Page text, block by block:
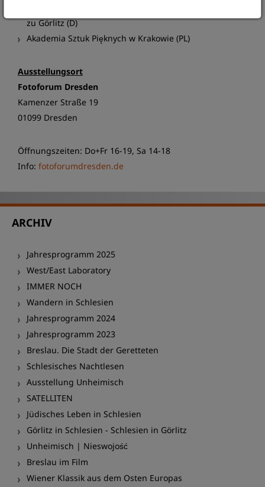
zu Görlitz (D)
Akademia Sztuk Pięknych w Krakowie (PL)
Ausstellungsort
Fotoforum Dresden
Kamenzer Straße 19
01099 Dresden
Öffnungszeiten: Do+Fr 16-19, Sa 14-18
Info: fotoforumdresden.de
ARCHIV
Jahresprogramm 2025
West/East Laboratory
IMMER NOCH
Wandern in Schlesien
Jahresprogramm 2024
Jahresprogramm 2023
Breslau. Die Stadt der Geretteten
Schlesisches Nachtlesen
Ausstellung Unheimisch
SATELLITEN
Jüdisches Leben in Schlesien
Görlitz in Schlesien - Schlesien in Görlitz
Unheimisch | Nieswojość
Breslau im Film
Wiener Klassik aus dem Osten Europas